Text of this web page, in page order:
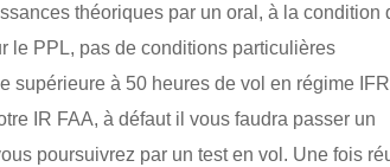
théoriques par un oral, à la condition
le PPL, pas de conditions particulières
supérieure à 50 heures de vol en régime IFR
IR FAA, à défaut il vous faudra passer un
poursuivrez par un test en vol. Une fois